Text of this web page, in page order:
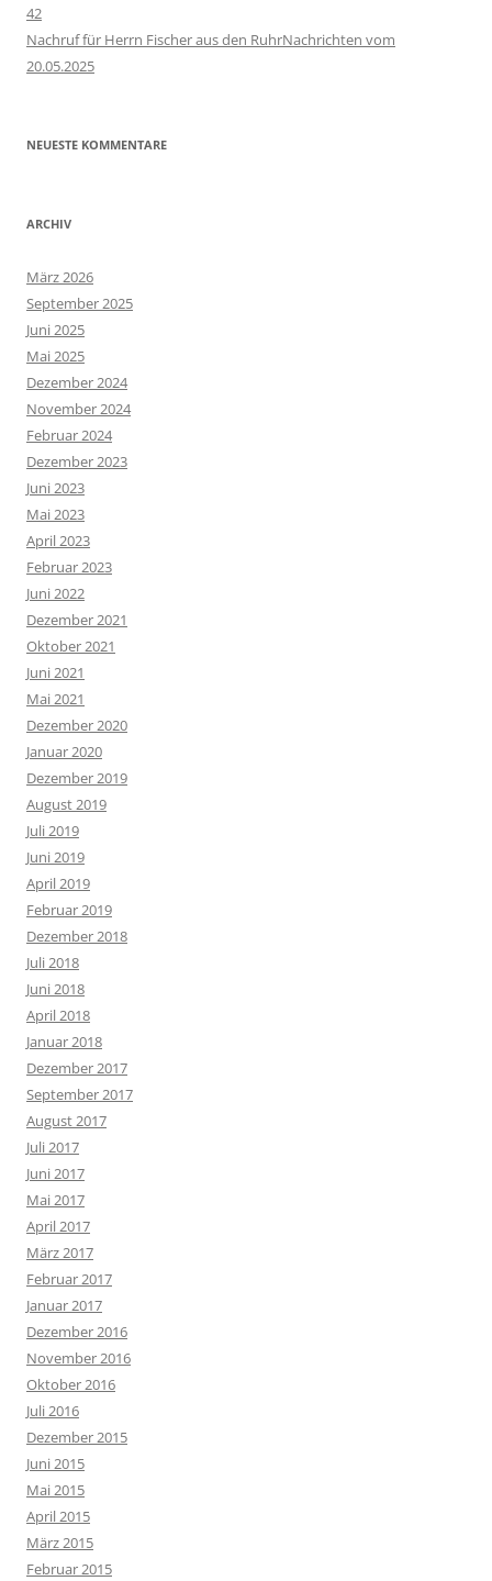
42
Nachruf für Herrn Fischer aus den RuhrNachrichten vom
20.05.2025
NEUESTE KOMMENTARE
ARCHIV
März 2026
September 2025
Juni 2025
Mai 2025
Dezember 2024
November 2024
Februar 2024
Dezember 2023
Juni 2023
Mai 2023
April 2023
Februar 2023
Juni 2022
Dezember 2021
Oktober 2021
Juni 2021
Mai 2021
Dezember 2020
Januar 2020
Dezember 2019
August 2019
Juli 2019
Juni 2019
April 2019
Februar 2019
Dezember 2018
Juli 2018
Juni 2018
April 2018
Januar 2018
Dezember 2017
September 2017
August 2017
Juli 2017
Juni 2017
Mai 2017
April 2017
März 2017
Februar 2017
Januar 2017
Dezember 2016
November 2016
Oktober 2016
Juli 2016
Dezember 2015
Juni 2015
Mai 2015
April 2015
März 2015
Februar 2015